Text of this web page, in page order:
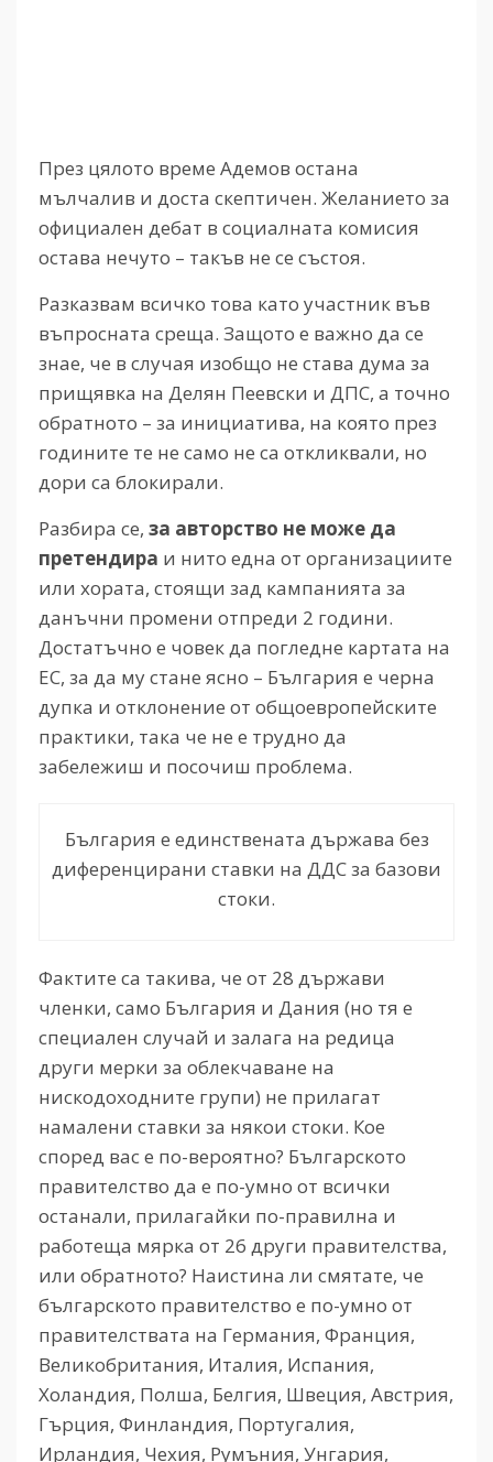
През цялото време Адемов остана
мълчалив и доста скептичен. Желанието за
официален дебат в социалната комисия
остава нечуто – такъв не се състоя.
Разказвам всичко това като участник във
въпросната среща. Защото е важно да се
знае, че в случая изобщо не става дума за
прищявка на Делян Пеевски и ДПС, а точно
обратното – за инициатива, на която през
годините те не само не са откликвали, но
дори са блокирали.
Разбира се, за авторство не може да
претендира и нито една от организациите
или хората, стоящи зад кампанията за
данъчни промени отпреди 2 години.
Достатъчно е човек да погледне картата на
ЕС, за да му стане ясно – България е черна
дупка и отклонение от общоевропейските
практики, така че не е трудно да
забележиш и посочиш проблема.
България е единствената държава без
диференцирани ставки на ДДС за базови
стоки.
Фактите са такива, че от 28 държави
членки, само България и Дания (но тя е
специален случай и залага на редица
други мерки за облекчаване на
нискодоходните групи) не прилагат
намалени ставки за някои стоки. Кое
според вас е по-вероятно? Българското
правителство да е по-умно от всички
останали, прилагайки по-правилна и
работеща мярка от 26 други правителства,
или обратното? Наистина ли смятате, че
българското правителство е по-умно от
правителствата на Германия, Франция,
Великобритания, Италия, Испания,
Холандия, Полша, Белгия, Швеция, Австрия,
Гърция, Финландия, Португалия,
Ирландия, Чехия, Румъния, Унгария,